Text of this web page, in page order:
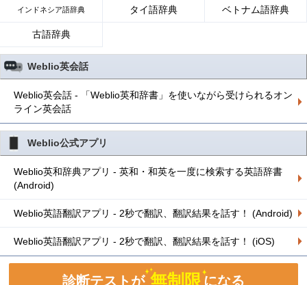
インドネシア語辞典 タイ語辞典 ベトナム語辞典
古語辞典
Weblio英会話
Weblio英会話 - 「Weblio英和辞書」を使いながら受けられるオン
ライン英会話
Weblio公式アプリ
Weblio英和辞典アプリ - 英和・和英を一度に検索する英語辞書
(Android)
Weblio英語翻訳アプリ - 2秒で翻訳、翻訳結果を話す！ (Android)
Weblio英語翻訳アプリ - 2秒で翻訳、翻訳結果を話す！ (iOS)
診断テストが 無制限になる